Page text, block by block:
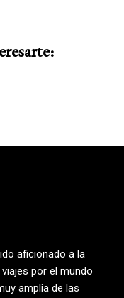
aficionado a la
por el mundo
amplia de las